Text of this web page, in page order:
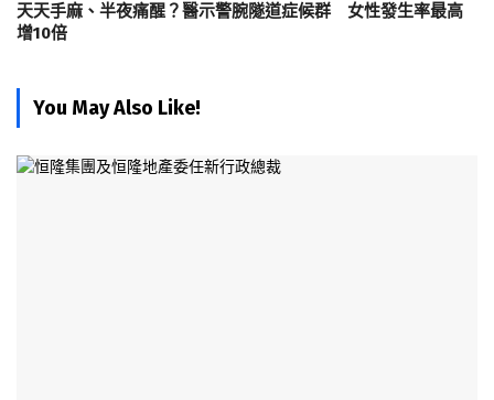
天天手麻、半夜痛醒？醫示警腕隧道症候群 女性發生率最高
增10倍
You May Also Like!